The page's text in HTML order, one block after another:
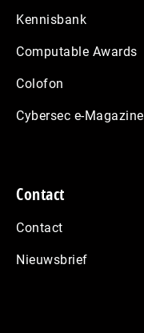
Kennisbank
Computable Awards
Colofon
Cybersec e-Magazine
Contact
Contact
Nieuwsbrief